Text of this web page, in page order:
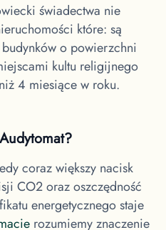
świadectwa nie
które: są
o powierzchni
kultu religijnego
4 miesiące w roku.
coraz większy nacisk
CO2 oraz oszczędność
energetycznego staje
rozumiemy znaczenie